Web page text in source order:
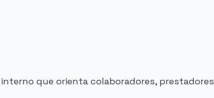
que orienta colaboradores, prestadores